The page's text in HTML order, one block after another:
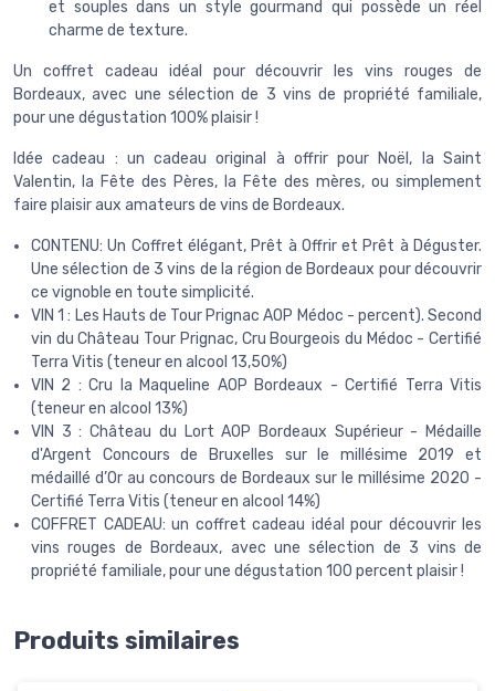
et souples dans un style gourmand qui possède un réel
charme de texture.
Un coffret cadeau idéal pour découvrir les vins rouges de
Bordeaux, avec une sélection de 3 vins de propriété familiale,
pour une dégustation 100% plaisir !
Idée cadeau : un cadeau original à offrir pour Noël, la Saint
Valentin, la Fête des Pères, la Fête des mères, ou simplement
faire plaisir aux amateurs de vins de Bordeaux.
CONTENU: Un Coffret élégant, Prêt à Offrir et Prêt à Déguster.
Une sélection de 3 vins de la région de Bordeaux pour découvrir
ce vignoble en toute simplicité.
VIN 1 : Les Hauts de Tour Prignac AOP Médoc - percent). Second
vin du Château Tour Prignac, Cru Bourgeois du Médoc - Certifié
Terra Vitis (teneur en alcool 13,50%)
VIN 2 : Cru la Maqueline AOP Bordeaux - Certifié Terra Vitis
(teneur en alcool 13%)
VIN 3 : Château du Lort AOP Bordeaux Supérieur - Médaille
d'Argent Concours de Bruxelles sur le millésime 2019 et
médaillé d’Or au concours de Bordeaux sur le millésime 2020 -
Certifié Terra Vitis (teneur en alcool 14%)
COFFRET CADEAU: un coffret cadeau idéal pour découvrir les
vins rouges de Bordeaux, avec une sélection de 3 vins de
propriété familiale, pour une dégustation 100 percent plaisir !
Produits similaires